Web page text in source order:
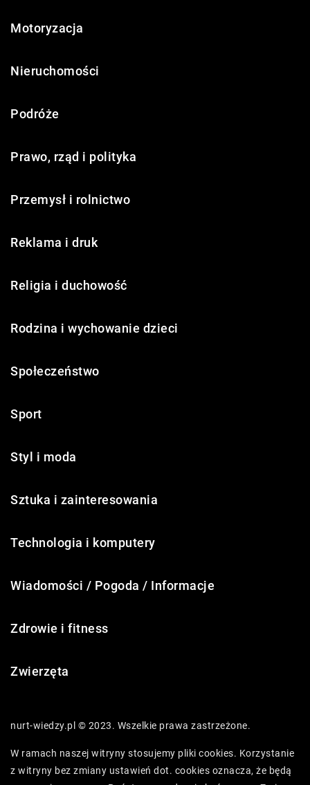
Motoryzacja
Nieruchomości
Podróże
Prawo, rząd i polityka
Przemysł i rolnictwo
Reklama i druk
Religia i duchowość
Rodzina i wychowanie dzieci
Społeczeństwo
Sport
Styl i moda
Sztuka i zainteresowania
Technologia i komputery
Wiadomości / Pogoda / Informacje
Zdrowie i fitness
Zwierzęta
nurt-wiedzy.pl © 2023. Wszelkie prawa zastrzeżone.
W ramach naszej witryny stosujemy pliki cookies. Korzystanie
z witryny bez zmiany ustawień dot. cookies oznacza, że będą